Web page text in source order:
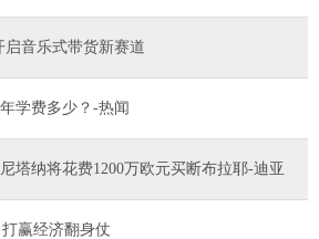
音乐式带货新赛道
学费多少？-热闻
塔纳将花费1200万欧元买断布拉耶-迪亚
赢经济翻身仗